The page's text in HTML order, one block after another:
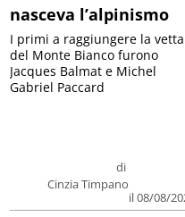
nasceva l’alpinismo
di
Cinzia Timpano
il 08/08/
I primi a raggiungere la vetta
del Monte Bianco furono
Jacques Balmat e Michel
Gabriel Paccard